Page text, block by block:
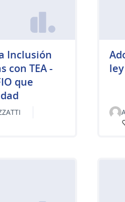
Inclusión
con TEA -
que
ley